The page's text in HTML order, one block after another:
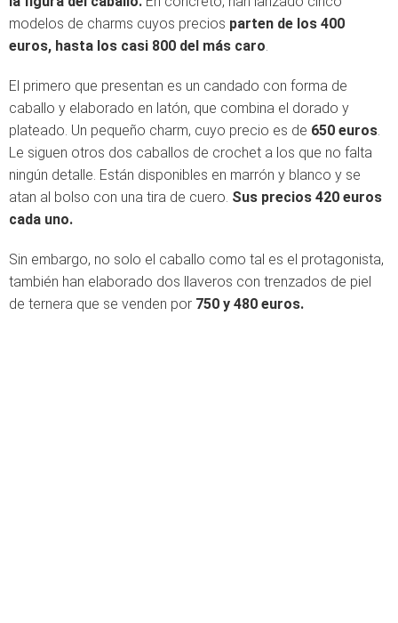
modelos de charms cuyos precios parten de los 400
euros, hasta los casi 800 del más caro.
El primero que presentan es un candado con forma de
caballo y elaborado en latón, que combina el dorado y
plateado. Un pequeño charm, cuyo precio es de 650 euros.
Le siguen otros dos caballos de crochet a los que no falta
ningún detalle. Están disponibles en marrón y blanco y se
atan al bolso con una tira de cuero. Sus precios 420 euros
cada uno.
Sin embargo, no solo el caballo como tal es el protagonista,
también han elaborado dos llaveros con trenzados de piel
de ternera que se venden por 750 y 480 euros.